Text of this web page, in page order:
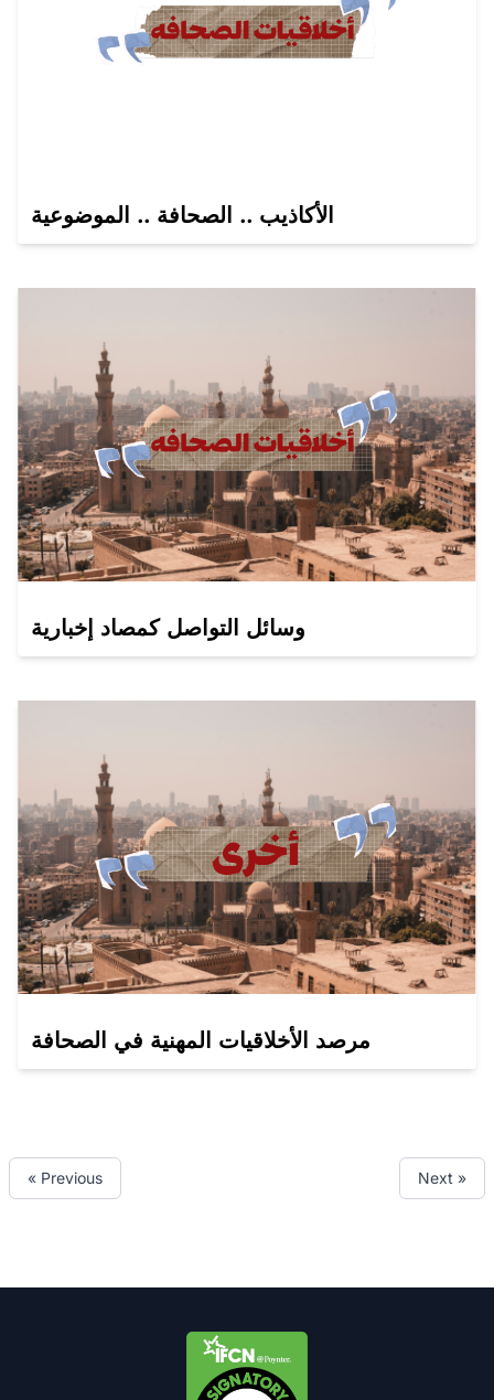
الأكاذيب .. الصحافة .. الموضوعية
وسائل التواصل كمصاد إخبارية
مرصد الأخلاقيات المهنية في الصحافة
« Previous Next »